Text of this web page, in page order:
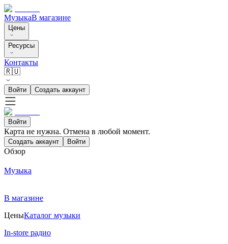
МузыкаВ магазине
Цены
Ресурсы
Контакты
🇷🇺
Войти Создать аккаунт
Войти
Карта не нужна. Отмена в любой момент.
Создать аккаунт Войти
Обзор
Музыка
В магазине
ЦеныКаталог музыки
In-store радио